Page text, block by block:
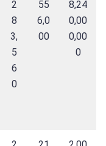
2
8
3,
5
6
0
55
6,0
00
8,24
0,00
0,00
0